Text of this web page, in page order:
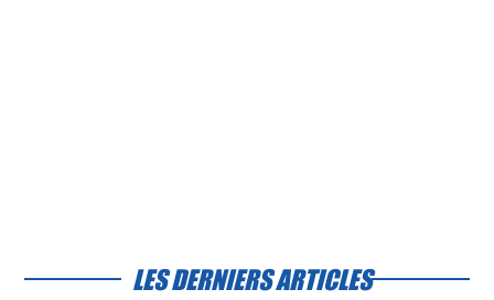
LES DERNIERS ARTICLES